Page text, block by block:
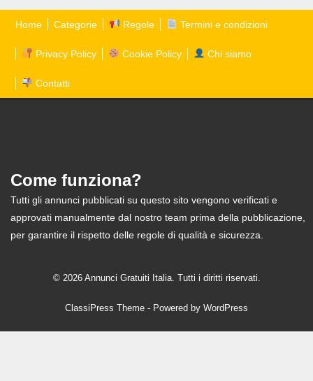
Home Categorie Regole Termini e condizioni
Privacy Policy Cookie Policy Chi siamo
Contatti
Come funziona?
Tutti gli annunci pubblicati su questo sito vengono verificati e
approvati manualmente dal nostro team prima della pubblicazione,
per garantire il rispetto delle regole di qualità e sicurezza.
© 2026 Annunci Gratuiti Italia. Tutti i diritti riservati.
ClassiPress Theme - Powered by WordPress